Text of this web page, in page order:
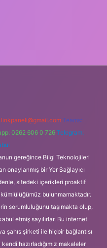
Teams:
0262 606 0 726 Telegram:
gereğince Bilgi Teknolojileri
onaylanmış bir Yer Sağlayıcı
sitedeki içerikleri proaktif
bulunmamaktadır.
sorumluluğunu taşımakta olup,
etmiş sayılırlar. Bu internet
şahıs şirketi ile hiçbir bağlantısı
hazırladığımız makaleler